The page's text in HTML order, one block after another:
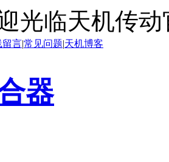
光临天机传
留言|常见问题|天机博客